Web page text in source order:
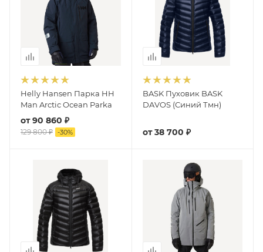
Helly Hansen Парка HH
Man Arctic Ocean Parka
от90 860 ₽
129 800 ₽ -30%
BASK Пуховик BASK
DAVOS (Синий Тмн)
от38 700 ₽